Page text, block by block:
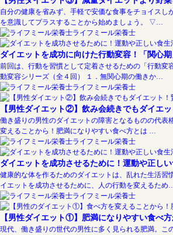
自分の健康を省みず、手軽で安価な食事をチョイス
を意識してプラスすることから始めましょう。 ▽…
ライフミール栄養士
ダイエットを成功に向けた行動変容！「関心
前回は、行動を習慣として定着させるための「行動
動変容シリーズ（全４回） １．無関心期の働きか…
ライフミール栄養士
【男性ダイエット②】飲み会続きでもダイエ
働き盛りの男性のダイエットの障害となるものの代
変えることから！肥満になりやすい食べ方とは …
ライフミール栄養士
ダイエットを成功させるために！運動や正し
健康的な体を作るためのダイエットは、乱れた生活
イエットを成功させるために、人の行動を変えるため
ライフミール栄養士
【男性ダイエット①】肥満になりやすい食べ方
現代、働き盛りの世代の男性に多く見られる肥満。